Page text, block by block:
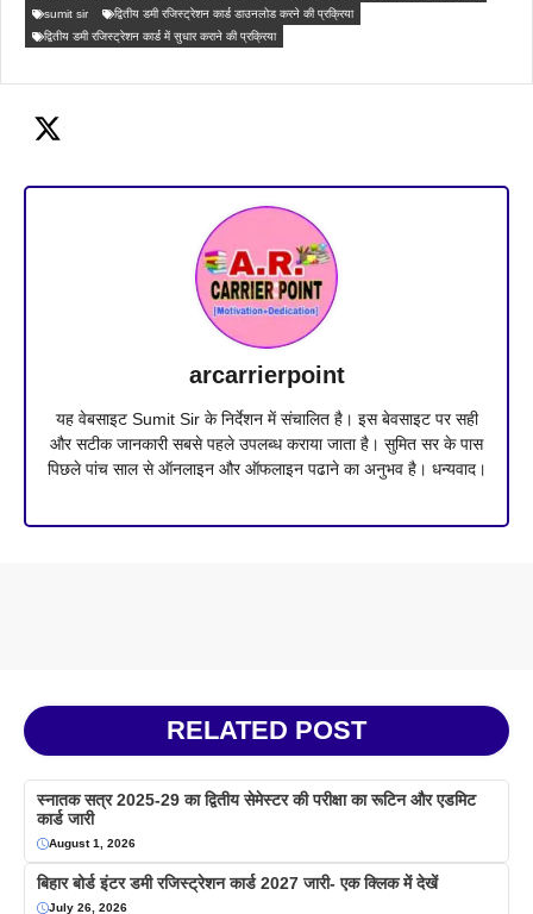
sumit sir
द्वितीय डमी रजिस्ट्रेशन कार्ड डाउनलोड करने की प्रक्रिया
द्वितीय डमी रजिस्ट्रेशन कार्ड में सुधार कराने की प्रक्रिया
arcarrierpoint
यह वेबसाइट Sumit Sir के निर्देशन में संचालित है। इस बेवसाइट पर सही
और सटीक जानकारी सबसे पहले उपलब्ध कराया जाता है। सुमित सर के पास
पिछले पांच साल से ऑनलाइन और ऑफलाइन पढाने का अनुभव है। धन्यवाद।
RELATED POST
स्नातक सत्र 2025-29 का द्वितीय सेमेस्टर की परीक्षा का रूटिन और एडमिट
कार्ड जारी
August 1, 2026
बिहार बोर्ड इंटर डमी रजिस्ट्रेशन कार्ड 2027 जारी- एक क्लिक में देखें
July 26, 2026